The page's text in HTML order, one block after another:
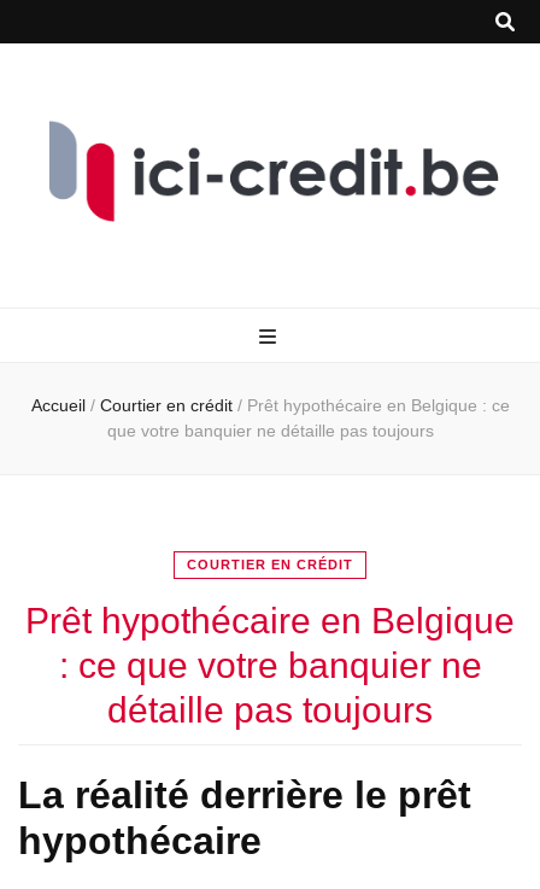
Accueil / Courtier en crédit / Prêt hypothécaire en Belgique : ce
que votre banquier ne détaille pas toujours
COURTIER EN CRÉDIT
Prêt hypothécaire en Belgique
: ce que votre banquier ne
détaille pas toujours
La réalité derrière le prêt
hypothécaire